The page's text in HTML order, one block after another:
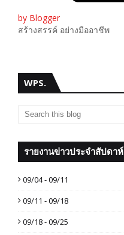
by Blogger
สร้างสรรค์ อย่างมืออาชีพ
WPS.
รายงานข่าวประจำสัปดาห์
09/04 - 09/11
09/11 - 09/18
09/18 - 09/25